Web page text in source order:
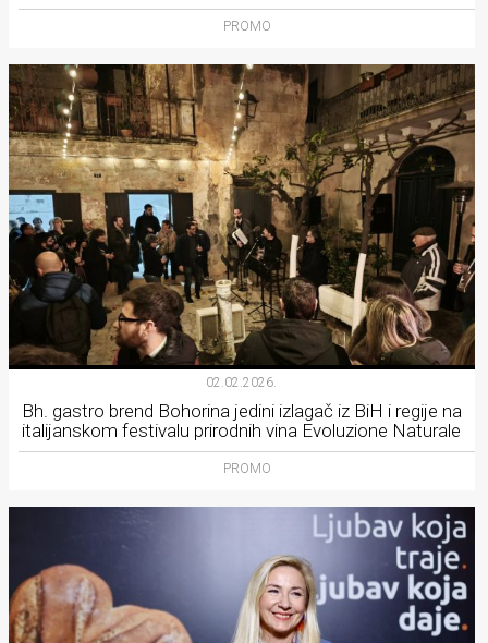
PROMO
02.02.2026.
Bh. gastro brend Bohorina jedini izlagač iz BiH i regije na
italijanskom festivalu prirodnih vina Evoluzione Naturale
PROMO